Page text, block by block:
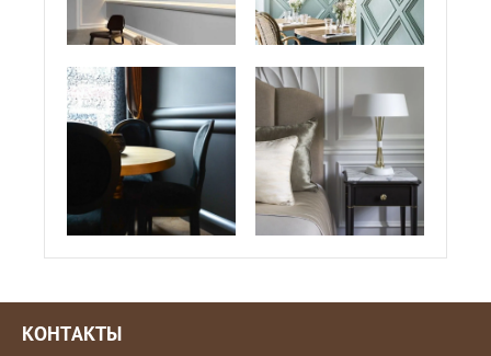
КОНТАКТЫ